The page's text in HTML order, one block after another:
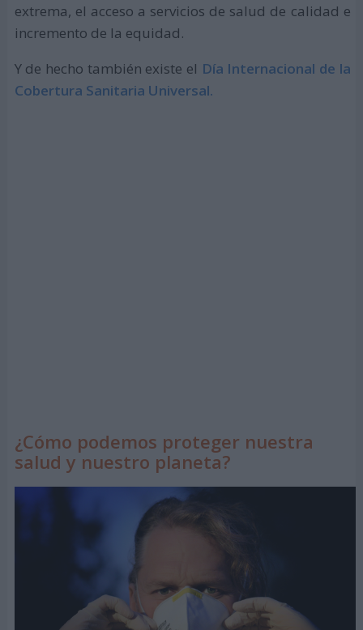
extrema, el acceso a servicios de salud de calidad e
incremento de la equidad.
Y de hecho también existe el Día Internacional de la
Cobertura Sanitaria Universal.
¿Cómo podemos proteger nuestra
salud y nuestro planeta?